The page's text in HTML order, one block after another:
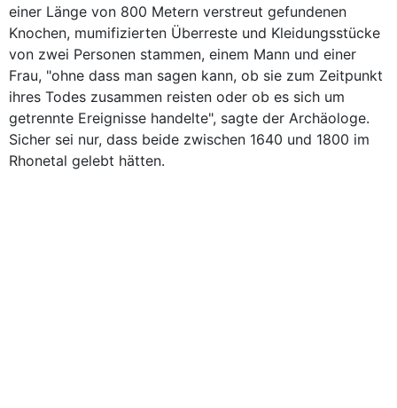
einer Länge von 800 Metern verstreut gefundenen
Knochen, mumifizierten Überreste und Kleidungsstücke
von zwei Personen stammen, einem Mann und einer
Frau, "ohne dass man sagen kann, ob sie zum Zeitpunkt
ihres Todes zusammen reisten oder ob es sich um
getrennte Ereignisse handelte", sagte der Archäologe.
Sicher sei nur, dass beide zwischen 1640 und 1800 im
Rhonetal gelebt hätten.